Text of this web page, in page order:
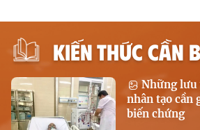
KIẾN THỨC CẦN
Những lưu
nhân tạo cần
biến chứng